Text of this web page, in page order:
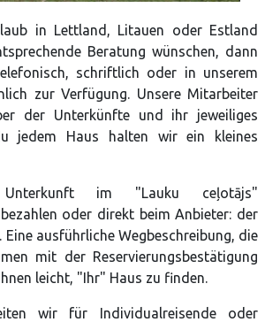
in Lettland, Litauen oder Estland
Beratung wünschen, dann
schriftlich oder in unserem
zur Verfügung. Unsere Mitarbeiter
der Unterkünfte und ihr jeweiliges
jedem Haus halten wir ein kleines
im "Lauku ceļotājs"
oder direkt beim Anbieter: der
Eine ausführliche Wegbeschreibung, die
mit der Reservierungsbestätigung
leicht, "Ihr" Haus zu finden.
wir für Individualreisende oder